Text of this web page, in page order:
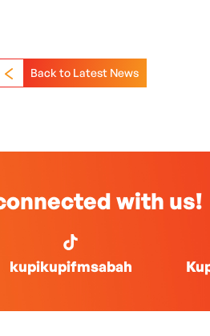
Back to Latest News
with us!
kupikupifmsabah